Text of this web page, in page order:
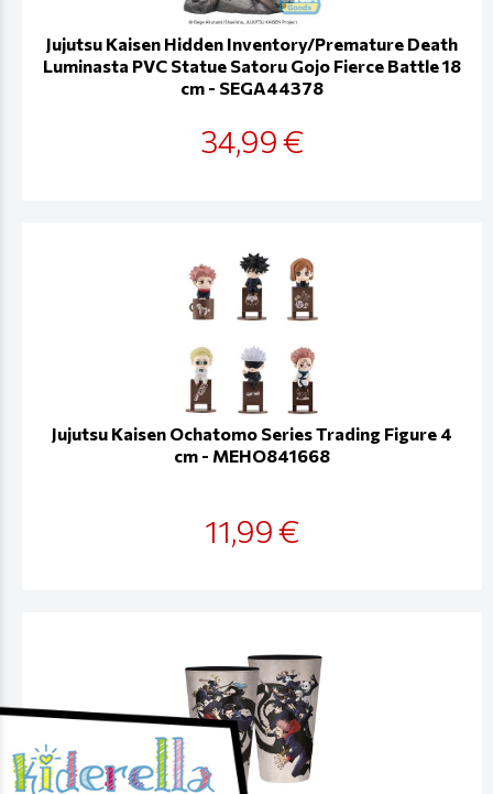
Jujutsu Kaisen Hidden Inventory/Premature Death
Luminasta PVC Statue Satoru Gojo Fierce Battle 18
cm - SEGA44378
34,99 €
Jujutsu Kaisen Ochatomo Series Trading Figure 4
cm - MEHO841668
11,99 €